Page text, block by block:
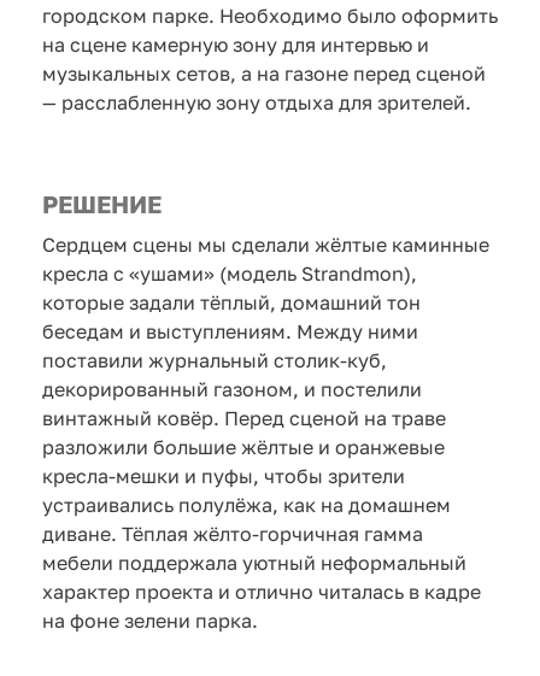
городском парке. Необходимо было оформить
на сцене камерную зону для интервью и
музыкальных сетов, а на газоне перед сценой
— расслабленную зону отдыха для зрителей.
РЕШЕНИЕ
Сердцем сцены мы сделали жёлтые каминные
кресла с «ушами» (модель Strandmon),
которые задали тёплый, домашний тон
беседам и выступлениям. Между ними
поставили журнальный столик-куб,
декорированный газоном, и постелили
винтажный ковёр. Перед сценой на траве
разложили большие жёлтые и оранжевые
кресла-мешки и пуфы, чтобы зрители
устраивались полулёжа, как на домашнем
диване. Тёплая жёлто-горчичная гамма
мебели поддержала уютный неформальный
характер проекта и отлично читалась в кадре
на фоне зелени парка.